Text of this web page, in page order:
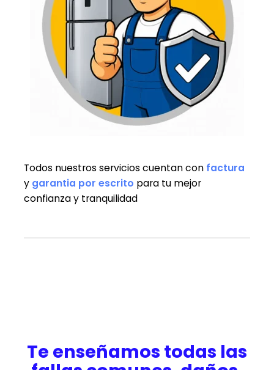
Todos nuestros servicios cuentan con factura
y garantia por escrito para tu mejor
confianza y tranquilidad
Te enseñamos todas las